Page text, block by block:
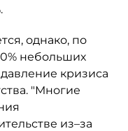
однако, по
небольших
кризиса
"Многие
из–за